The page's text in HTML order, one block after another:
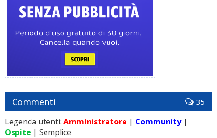
Commenti 35
Legenda utenti: Amministratore | Community|
Ospite | Semplice